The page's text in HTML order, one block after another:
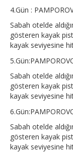
4.Gün :
Sabah otelde
gösteren kayak
kayak seviyesine
Sabah otelde
gösteren kayak
kayak seviyesine
Sabah otelde
gösteren kayak
kayak seviyesine